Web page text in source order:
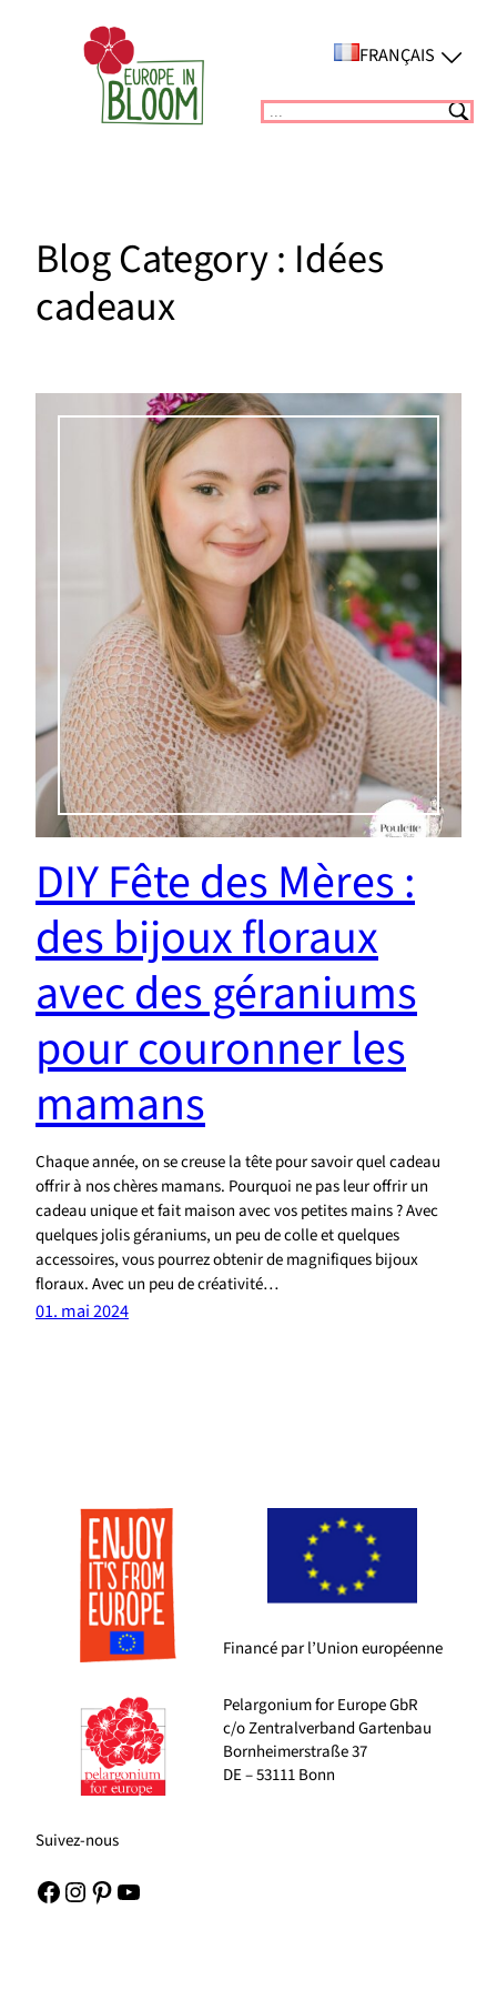
FRANÇAIS
Suchen
Blog Category : Idées
cadeaux
DIY Fête des Mères :
des bijoux floraux
avec des géraniums
pour couronner les
mamans
Chaque année, on se creuse la tête pour savoir quel cadeau
offrir à nos chères mamans. Pourquoi ne pas leur offrir un
cadeau unique et fait maison avec vos petites mains ? Avec
quelques jolis géraniums, un peu de colle et quelques
accessoires, vous pourrez obtenir de magnifiques bijoux
floraux. Avec un peu de créativité…
01. mai 2024
Financé par l’Union européenne
Pelargonium for Europe GbR
c/o Zentralverband Gartenbau
Bornheimerstraße 37
DE – 53111 Bonn
Suivez-nous
Facebook Instagram Pinterest YouTube